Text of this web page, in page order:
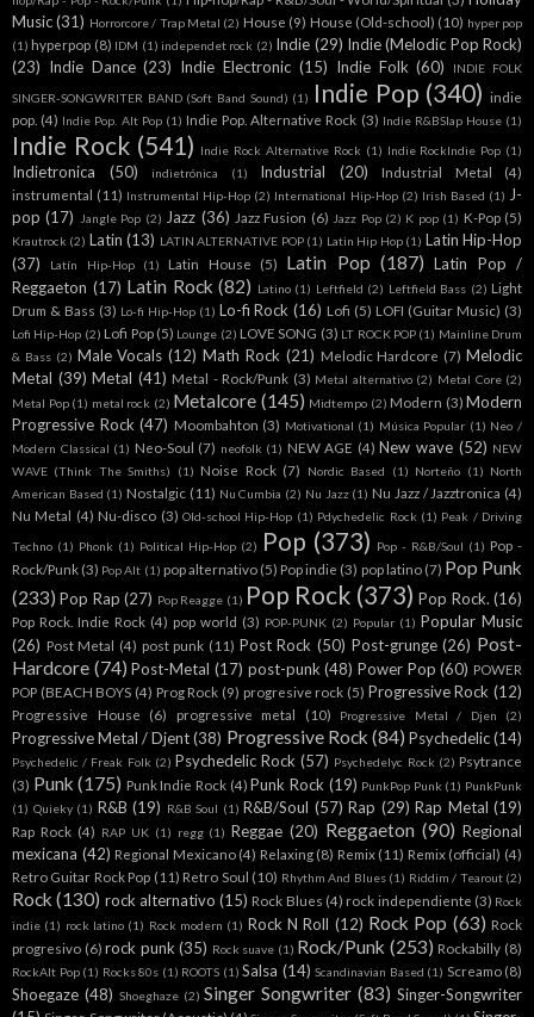
Music (31) Horrorcore / Trap Metal (2) House (9) House (Old-school) (10) hyper pop
(1) hyperpop (8) IDM (1) independet rock (2) Indie (29) Indie (Melodic Pop Rock)
(23) Indie Dance (23) Indie Electronic (15) Indie Folk (60) INDIE FOLK
SINGER-SONGWRITER BAND (Soft Band Sound) (1) Indie Pop (340) indie
pop. (4) Indie Pop. Alt Pop (1) Indie Pop. Alternative Rock (3) Indie R&BSlap House (1)
Indie Rock (541) Indie Rock Alternative Rock (1) Indie RockIndie Pop (1)
Indietronica (50) indietrónica (1) Industrial (20) Industrial Metal
(4)
instrumental (11) Instrumental Hip-Hop (2) International Hip-Hop (2) Irish Based (1) J-
pop (17) Jangle Pop (2) Jazz (36) Jazz Fusion (6) Jazz Pop (2) K pop (1) K-Pop (5)
Krautrock (2) Latin (13) LATIN ALTERNATIVE POP (1) Latin Hip Hop (1) Latin Hip-Hop
(37)
Latín Hip-Hop (1) Latin House (5) Latin Pop (187) Latin Pop /
Reggaeton (17) Latin Rock (82) Latino (1) Leftfield (2) Leftfield Bass (2) Light
Drum & Bass (3) Lo-fi Hip-Hop (1) Lo-fi Rock (16) Lofi (5) LOFI (Guitar Music) (3)
Lofi Hip-Hop (2) Lofi Pop (5) Lounge (2) LOVE SONG (3) LT ROCK POP (1) Mainline Drum
& Bass (2) Male Vocals (12) Math Rock (21) Melodic Hardcore (7) Melodic
Metal (39) Metal (41) Metal - Rock/Punk (3) Metal alternativo (2) Metal Core (2)
Metal Pop (1) metal rock (2) Metalcore (145) Midtempo (2) Modern (3) Modern
Progressive Rock (47) Moombahton (3) Motivational (1) Música Popular (1) Neo /
Modern Classical (1) Neo-Soul (7) neofolk (1) NEW AGE (4) New wave (52) NEW
WAVE (Think The Smiths)
(1) Noise Rock (7) Nordic Based (1) Norteño (1) North
American Based (1) Nostalgic (11) Nu Cumbia (2) Nu Jazz (1) Nu Jazz / Jazztronica (4)
Nu Metal (4) Nu-disco (3) Old-school Hip-Hop (1) Pdychedelic Rock (1) Peak / Driving
Techno (1) Phonk (1) Political Hip-Hop (2) Pop (373) Pop - R&B/Soul (1) Pop -
Rock/Punk (3) Pop Alt (1) pop alternativo (5) Pop indie (3) pop latino (7) Pop Punk
(233) Pop Rap (27) Pop Reagge (1) Pop Rock (373) Pop Rock. (16)
Pop Rock. Indie Rock (4) pop world (3) POP-PUNK (2) Popular (1) Popular Music
(26) Post Metal (4) post punk (11) Post Rock (50) Post-grunge (26) Post-
Hardcore (74) Post-Metal (17) post-punk (48) Power Pop (60) POWER
POP (BEACH BOYS (4) Prog Rock (9) progresive rock (5) Progressive Rock (12)
Progressive House (6) progressive metal (10) Progressive Metal / Djen (2)
Progressive Metal / Djent (38) Progressive Rock (84) Psychedelic(14)
Psychedelic / Freak Folk (2) Psychedelic Rock (57) Psychedelyc Rock (2) Psytrance
(3) Punk (175) Punk Indie Rock (4) Punk Rock (19) PunkPop Punk (1) PunkPunk
(1) Quieky (1) R&B (19) R&B Soul (1) R&B/Soul (57) Rap (29) Rap Metal (19)
Rap Rock (4) RAP UK (1) regg (1) Reggae (20) Reggaeton (90) Regional
mexicana (42) Regional Mexicano (4) Relaxing (8) Remix (11) Remix (official) (4)
Retro Guitar Rock Pop (11) Retro Soul (10) Rhythm And Blues (1) Riddim / Tearout (2)
Rock (130) rock alternativo (15) Rock Blues (4) rock independiente (3) Rock
indie (1) rock latino (1) Rock modern (1) Rock N Roll (12) Rock Pop (63) Rock
progresivo (6) rock punk (35) Rock suave (1) Rock/Punk (253) Rockabilly (8)
RockAlt Pop (1) Rocks 80s (1) ROOTS (1) Salsa (14) Scandinavian Based (1) Screamo (8)
Shoegaze (48) Shoeghaze (2) Singer Songwriter (83) Singer-Songwriter